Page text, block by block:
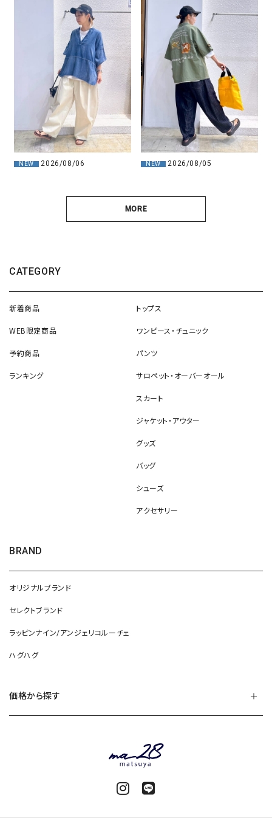
NEW 2026/08/06 NEW 2026/08/05
MORE
CATEGORY
新着商品
WEB限定商品
予約商品
ランキング
トップス
ワンピース・チュニック
パンツ
サロペット・オーバーオール
スカート
ジャケット・アウター
グッズ
バッグ
シューズ
アクセサリー
BRAND
オリジナルブランド
セレクトブランド
ラッピンナイン/アンジェリコルーチェ
ハグハグ
価格から探す